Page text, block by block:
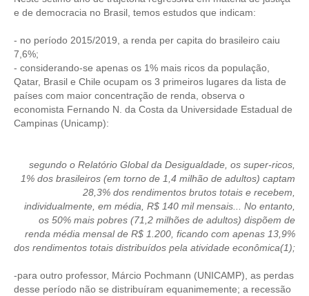
CONTRIBUIÇÃO ASSISTENCIAL
CONTRIBUIÇÃO ASSOCIATIVA OU ANUIDADE DE SÓCIO
CONTRIBUIÇÃO SINDICAL URBANA
FGTS EXPURGOS
FGTS CORREÇÃO
LEGISLAÇÃO
LEI 4.950-A/1966 – PISO SALARIAL
LEI 5.194/1966 – REGULAMENTAÇÃO DA PROFISSÃO
e de democracia no Brasil, temos estudos que indicam:
- no período 2015/2019, a renda per capita do brasileiro caiu
7,6%;
- considerando-se apenas os 1% mais ricos da população,
Qatar, Brasil e Chile ocupam os 3 primeiros lugares da lista de
países com maior concentração de renda, observa o
economista Fernando N. da Costa da Universidade Estadual de
Campinas (Unicamp):
segundo o Relatório Global da Desigualdade, os super-ricos,
1% dos brasileiros (em torno de 1,4 milhão de adultos) captam
28,3% dos rendimentos brutos totais e recebem,
individualmente, em média, R$ 140 mil mensais... No entanto,
os 50% mais pobres (71,2 milhões de adultos) dispõem de
renda média mensal de R$ 1.200, ficando com apenas 13,9%
dos rendimentos totais distribuídos pela atividade econômica(1);
-para outro professor, Márcio Pochmann (UNICAMP), as perdas
desse período não se distribuíram equanimemente; a recessão